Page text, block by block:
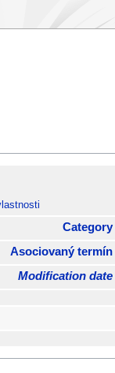
Category
Asociovaný termín
Modification date